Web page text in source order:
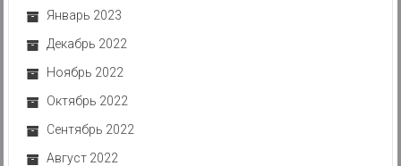
Январь 2023
Декабрь 2022
Ноябрь 2022
Октябрь 2022
Сентябрь 2022
Август 2022